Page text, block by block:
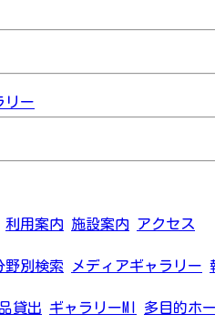
リー
利用案内 施設案内 アクセス
野別検索 メディアギャラリー
貸出 ギャラリーMI 多目的ホ